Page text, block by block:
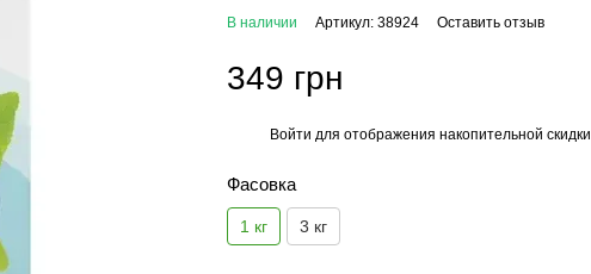
В наличии Артикул: 38924 Оставить отзыв
349 грн
Войти для отображения накопительной скидки
Фасовка
1 кг 3 кг